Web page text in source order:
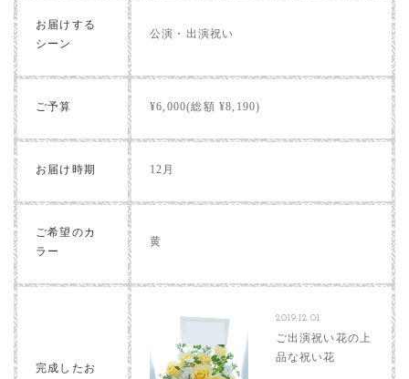
お届けする
シーン
公演・出演祝い
ご予算 ¥6,000(総額 ¥8,190)
お届け時期 12月
ご希望のカ
ラー
黄
完成したお
2019.12.01
ご出演祝い花の上
品な祝い花